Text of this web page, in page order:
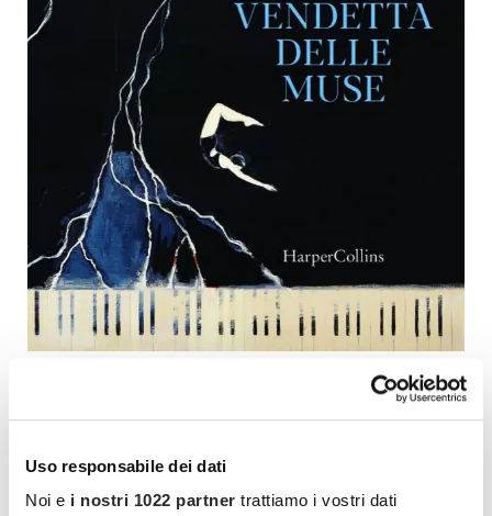
Uso responsabile dei dati
Noi e i nostri 1022 partner trattiamo i vostri dati
E sono tante, tantissime donne di cui, mai come
oggi, sentiamo il bisogno di conoscere le loro
vicende affinché possano indicarci la strada e
siano davvero la scintilla che faccia vedere, una